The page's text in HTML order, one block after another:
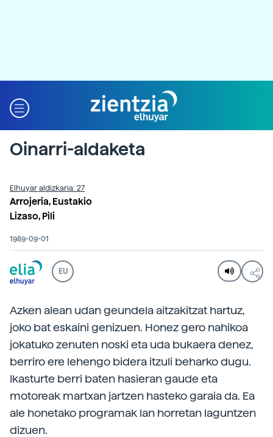
Oinarri-aldaketa
Elhuyar aldizkaria: 27
Arrojeria, Eustakio
Lizaso, Pili
1989-09-01
EU
Azken alean udan geundela aitzakitzat hartuz,
joko bat eskaini genizuen. Honez gero nahikoa
jokatuko zenuten noski eta uda bukaera denez,
berriro ere lehengo bidera itzuli beharko dugu.
Ikasturte berri baten hasieran gaude eta
motoreak martxan jartzen hasteko garaia da. Ea
ale honetako programak lan horretan laguntzen
dizuen.